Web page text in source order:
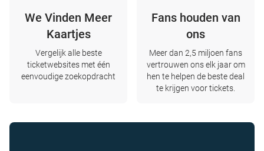
We Vinden Meer
Kaartjes
Vergelijk alle beste
ticketwebsites met één
eenvoudige zoekopdracht
Fans houden van
ons
Meer dan 2,5 miljoen fans
vertrouwen ons elk jaar om
hen te helpen de beste deal
te krijgen voor tickets.